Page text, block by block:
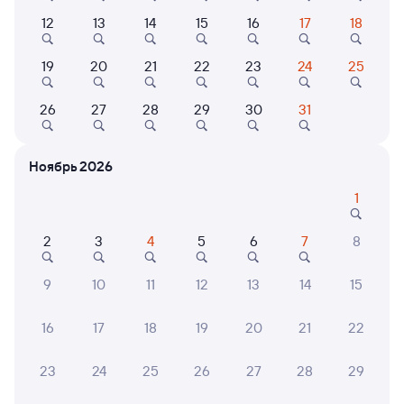
360С Проходящий 8,3
Смоленск
17:08 08:30
16 ч 22 м в пути
Маршрут
Плацкарт
от 1 ⁠911 ⁠₽
Купе
2 ⁠572 ⁠₽
147Ч Проходящий 7,9
12 13 14 15 16 17 18
19 20 21 22 23 24 25
26 27 28 29 30 31
Ноябрь 2026
1
2 3 4 5 6 7 8
9 10 11 12 13 14 15
16 17 18 19 20 21 22
23 24 25 26 27 28 29